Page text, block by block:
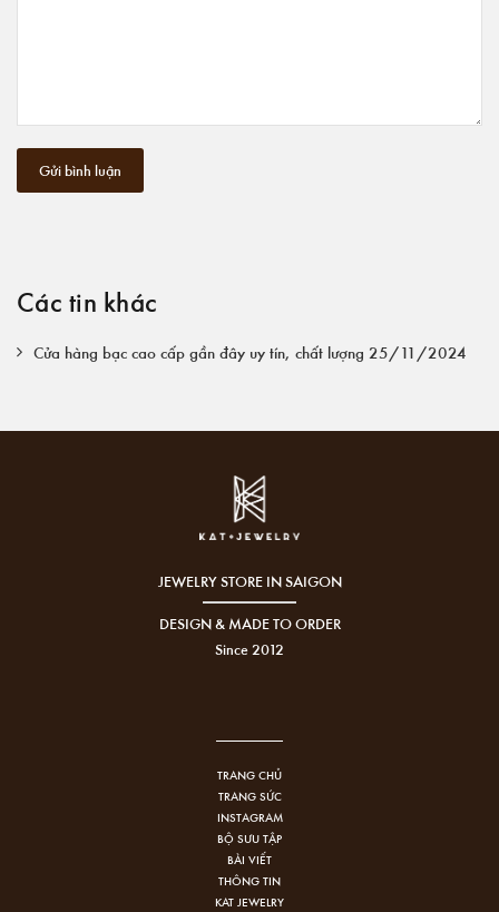
Gửi bình luận
Các tin khác
Cửa hàng bạc cao cấp gần đây uy tín, chất lượng 25/11/2024
JEWELRY STORE IN SAIGON
DESIGN & MADE TO ORDER
Since 2012
TRANG CHỦ
TRANG SỨC
INSTAGRAM
BỘ SƯU TẬP
BÀI VIẾT
THÔNG TIN
KAT JEWELRY